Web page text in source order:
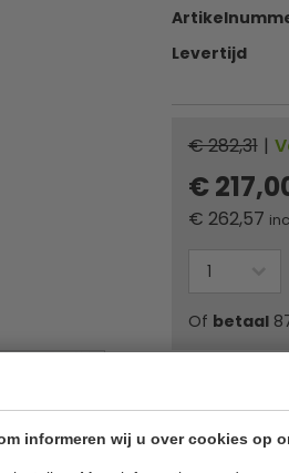
informeren wij u over cookies op
Levertijd
€ 282,31 |
€
€ 262,57
Of betaal
✔ Gratis